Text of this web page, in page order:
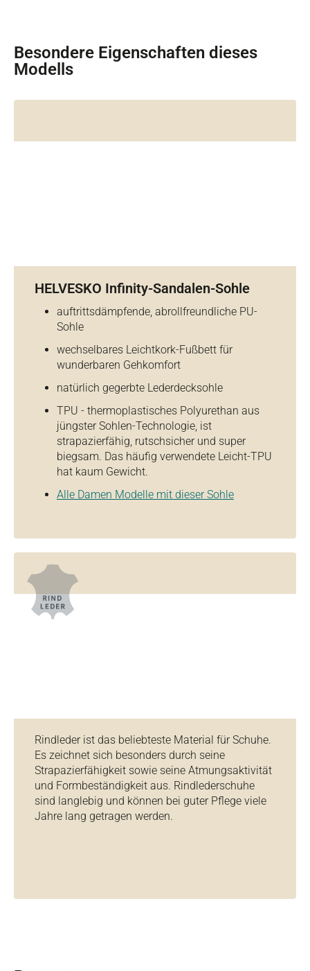
Besondere Eigenschaften dieses
Modells
HELVESKO Infinity-Sandalen-Sohle
auftrittsdämpfende, abrollfreundliche PU-
Sohle
wechselbares Leichtkork-Fußbett für
wunderbaren Gehkomfort
natürlich gegerbte Lederdecksohle
TPU - thermoplastisches Polyurethan aus
jüngster Sohlen-Technologie, ist
strapazierfähig, rutschsicher und super
biegsam. Das häufig verwendete Leicht-TPU
hat kaum Gewicht.
Alle Damen Modelle mit dieser Sohle
Rindleder ist das beliebteste Material für Schuhe.
Es zeichnet sich besonders durch seine
Strapazierfähigkeit sowie seine Atmungsaktivität
und Formbeständigkeit aus. Rindlederschuhe
sind langlebig und können bei guter Pflege viele
Jahre lang getragen werden.